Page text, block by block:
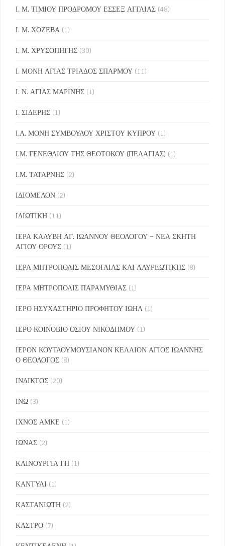
Ι. Μ. ΤΙΜΙΟΥ ΠΡΟΔΡΟΜΟΥ ΕΣΣΕΞ ΑΓΓΛΙΑΣ (48)
Ι. Μ. ΧΟΖΕΒΑ (1)
Ι. Μ. ΧΡΥΣΟΠΗΓΗΣ (30)
Ι. ΜΟΝΗ ΑΓΙΑΣ ΤΡΙΑΔΟΣ ΣΠΑΡΜΟΥ (11)
Ι. Ν. ΑΓΙΑΣ ΜΑΡΙΝΗΣ (1)
Ι. ΣΙΔΕΡΗΣ (1)
Ι.Α. ΜΟΝΗ ΣΥΜΒΟΥΛΟΥ ΧΡΙΣΤΟΥ ΚΥΠΡΟΥ (1)
Ι.Μ. ΓΕΝΕΘΛΙΟΥ ΤΗΣ ΘΕΟΤΟΚΟΥ (ΠΕΛΑΓΙΑΣ) (1)
Ι.Μ. ΤΑΤΑΡΝΗΣ (2)
ΙΔΙΟΜΕΛΟΝ (2)
ΙΔΙΩΤΙΚΗ (11)
ΙΕΡΑ ΚΑΛΥΒΗ ΑΓ. ΙΩΑΝΝΟΥ ΘΕΟΛΟΓΟΥ – ΝΕΑ ΣΚΗΤΗ
ΑΓΙΟΥ ΟΡΟΥΣ (1)
ΙΕΡΑ ΜΗΤΡΟΠΟΛΙΣ ΜΕΣΟΓΑΙΑΣ ΚΑΙ ΛΑΥΡΕΩΤΙΚΗΣ (8)
ΙΕΡΑ ΜΗΤΡΟΠΟΛΙΣ ΠΑΡΑΜΥΘΙΑΣ (1)
ΙΕΡΟ ΗΣΥΧΑΣΤΗΡΙΟ ΠΡΟΦΗΤΟΥ ΙΩΗΛ (1)
ΙΕΡΟ ΚΟΙΝΟΒΙΟ ΟΣΙΟΥ ΝΙΚΟΔΗΜΟΥ (1)
ΙΕΡΟΝ ΚΟΥΤΛΟΥΜΟΥΣΙΑΝΟΝ ΚΕΛΛΙΟΝ ΑΓΙΟΣ ΙΩΑΝΝΗΣ
Ο ΘΕΟΛΟΓΟΣ (8)
ΙΝΔΙΚΤΟΣ (20)
ΙΝΩ (3)
ΙΧΝΟΣ ΑΜΚΕ (1)
ΙΩΝΑΣ (2)
ΚΑΙΝΟΥΡΓΙΑ ΓΗ (1)
ΚΑΝΤΥΛΙ (1)
ΚΑΣΤΑΝΙΩΤΗ (2)
ΚΑΣΤΡΟ (7)